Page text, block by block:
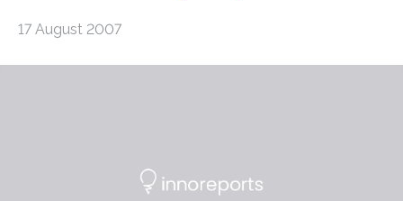
17 August 2007